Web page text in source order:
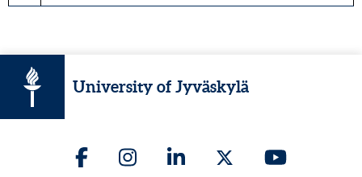
University of Jyväskylä